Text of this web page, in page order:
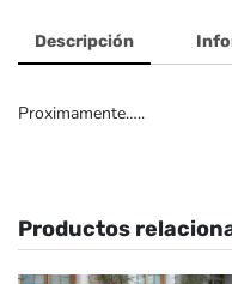
Descripción
Proximamente…..
Productos